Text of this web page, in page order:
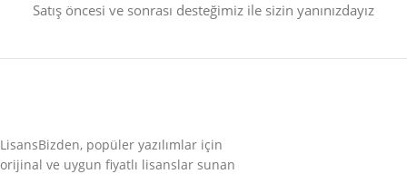
Satış öncesi ve sonrası desteğimiz ile sizin yanınızdayız
LisansBizden, popüler yazılımlar için
orijinal ve uygun fiyatlı lisanslar sunan